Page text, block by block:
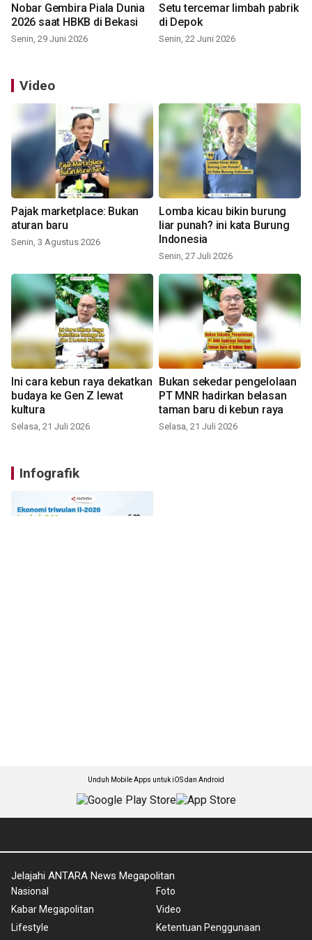
Nobar Gembira Piala Dunia
2026 saat HBKB di Bekasi
Senin, 29 Juni 2026
Setu tercemar limbah pabrik
di Depok
Senin, 22 Juni 2026
Video
Pajak marketplace: Bukan
aturan baru
Senin, 3 Agustus 2026
Lomba kicau bikin burung
liar punah? ini kata Burung
Indonesia
Senin, 27 Juli 2026
Ini cara kebun raya dekatkan
budaya ke Gen Z lewat
kultura
Selasa, 21 Juli 2026
Bukan sekedar pengelolaan
PT MNR hadirkan belasan
taman baru di kebun raya
Selasa, 21 Juli 2026
Infografik
Unduh Mobile Apps untuk iOS dan Android
Jelajahi ANTARA News Megapolitan
Nasional
Kabar Megapolitan
Lifestyle
Foto
Video
Ketentuan Penggunaan